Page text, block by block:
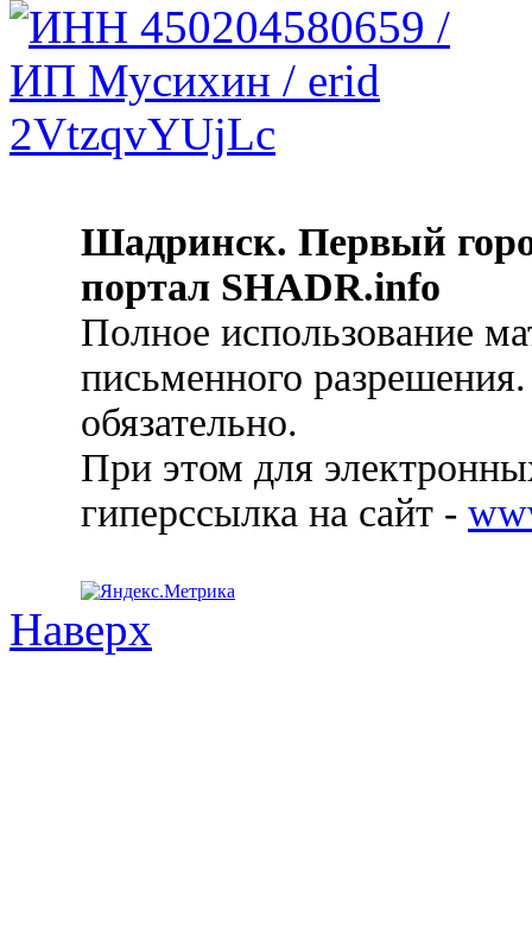
Шадринск. Первый
портал SHADR.info
Полное использование
письменного
обязательно.
При этом для
гиперссылка на сайт -
Наверх